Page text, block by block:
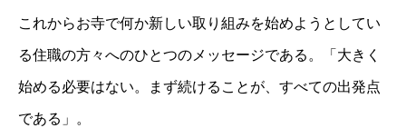
これからお寺で何か新しい取り組みを始めようとしてい
る住職の方々へのひとつのメッセージである。「大きく
始める必要はない。まず続けることが、すべての出発点
である」。